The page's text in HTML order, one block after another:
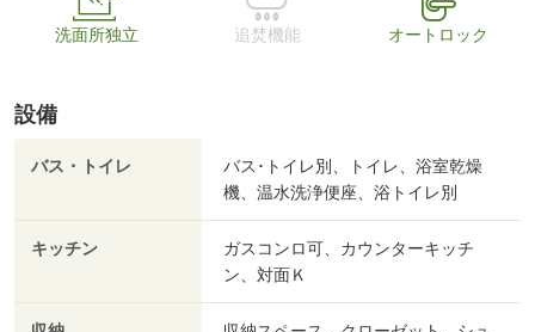
洗面所独立 追焚機能 オートロック
設備
バス・トイレ
バス･トイレ別、トイレ、浴室乾燥
機、温水洗浄便座、浴トイレ別
キッチン
ガスコンロ可、カウンターキッチ
ン、対面Ｋ